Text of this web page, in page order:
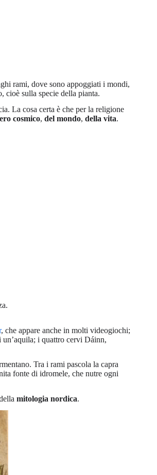
rami, dove sono appoggiati i mondi,
cioè sulla specie della pianta.
La cosa certa è che per la religione
cosmico, del mondo, della vita.
, che appare anche in molti videogiochi;
i quattro cervi Dáinn,
Tra i rami pascola la capra
fonte di idromele, che nutre ogni
mitologia nordica.